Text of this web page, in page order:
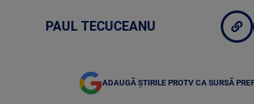
PAUL TECUCEANU
ADAUGĂ ȘTIRILE PROTV CA SURSĂ